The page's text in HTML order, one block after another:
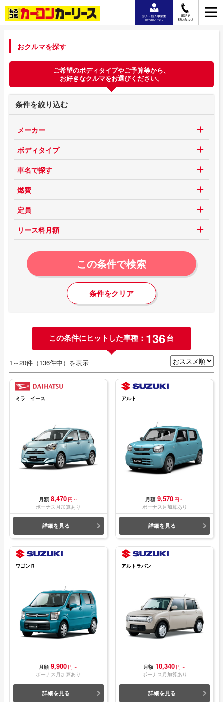
おクルマを探す
ご希望のボディタイプやご予算等から、
お好きなクルマをお選びください。
条件を絞り込む
メーカー
ボディタイプ
車名で探す
燃費
定員
リース料月額
この条件で検索
条件をクリア
この条件にヒットした車種： 136台
1～20件（136件中）を表示
ミラ イース
月額 8,470 円～
ボーナス月加算あり
詳細を見る
アルト
月額 9,570 円～
ボーナス月加算あり
詳細を見る
ワゴンＲ
月額 9,900 円～
ボーナス月加算あり
詳細を見る
アルトラパン
月額 10,340 円～
ボーナス月加算あり
詳細を見る